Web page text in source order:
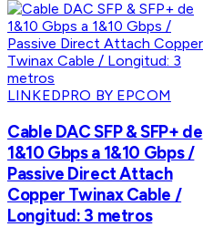
LINKEDPRO BY EPCOM
Cable DAC SFP & SFP+ de
1&10 Gbps a 1&10 Gbps /
Passive Direct Attach
Copper Twinax Cable /
Longitud: 3 metros